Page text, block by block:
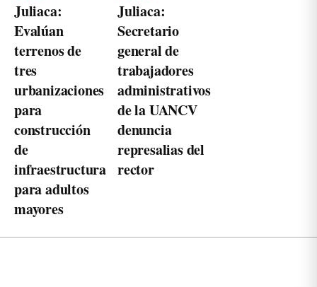
Juliaca:
Evalúan
terrenos de
tres
urbanizaciones
para
construcción
de
infraestructura
para adultos
mayores
Juliaca:
Secretario
general de
trabajadores
administrativos
de la UANCV
denuncia
represalias del
rector